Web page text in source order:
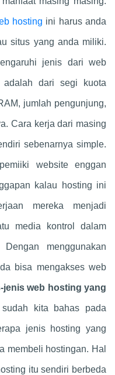
hosting ini harus anda
situs yang anda miliki.
jenis dari web
dari segi kuota
jumlah pengunjung,
Cara kerja dari masing
sebenarnya simple.
website enggan
kalau hosting ini
mereka menjadi
media kontrol dalam
menggunakan
bisa mengakses web
jenis web hosting yang
sudah kita bahas pada
jenis hosting yang
membeli hostingan. Hal
itu sendiri berbeda